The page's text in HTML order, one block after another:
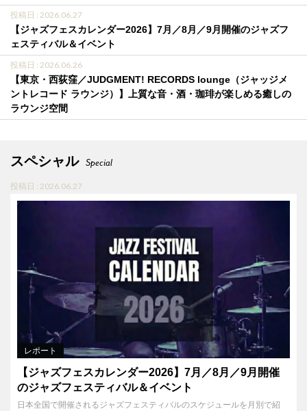
投稿日 : 2026.06.27
【ジャズフェスカレンダー2026】7月／8月／9月開催のジャズフ
ェスティバル＆イベント
投稿日 : 2026.06.26
【東京・西荻窪／JUDGMENT! RECORDS lounge（ジャッジメ
ントレコード ラウンジ）】上質な音・酒・珈琲が楽しめる癒しの
ラウンジ空間
スペシャル Special
投稿日 : 2026.06.27
レポート
【ジャズフェスカレンダー2026】7月／8月／9月開催
のジャズフェスティバル＆イベント
日本全国で開催されるジャズフェスティバルのスケジュールを月別で紹